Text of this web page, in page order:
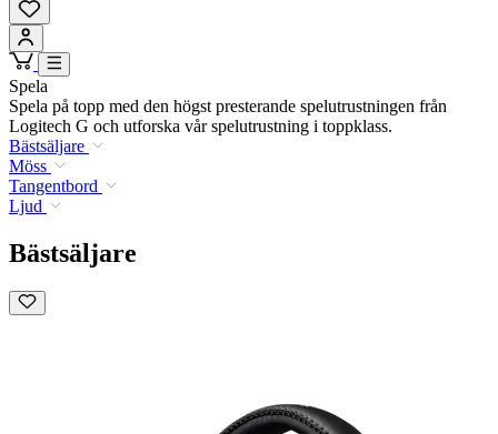
Spela
Spela på topp med den högst presterande spelutrustningen från
Logitech G och utforska vår spelutrustning i toppklass.
Bästsäljare
Möss
Tangentbord
Ljud
Bästsäljare